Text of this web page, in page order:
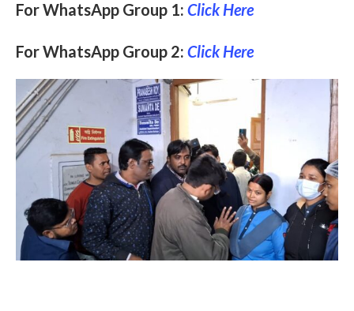
For WhatsApp Group 1: Click Here
For WhatsApp Group 2: Click Here